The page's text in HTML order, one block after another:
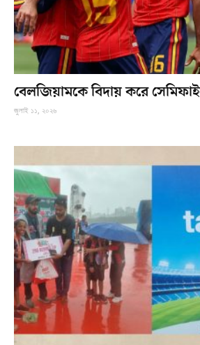
বেলজিয়ামকে বিদায় করে
জুলাই ১১, ২০২৬